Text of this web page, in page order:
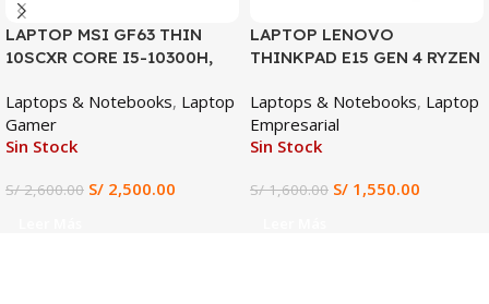
LAPTOP MSI GF63 THIN
10SCXR CORE I5-10300H,
512GB SSD, 15.6″ FHD
Laptops & Notebooks, Laptop
Gamer
Sin Stock
S/2,600.00 S/ 2,500.00
LAPTOP LENOVO
THINKPAD E15 GEN 4 RYZEN
SSD, 15.6″ FHD
Laptops & Notebooks, Laptop
Empresarial
Sin Stock
S/1,600.00 S/ 1,550.00